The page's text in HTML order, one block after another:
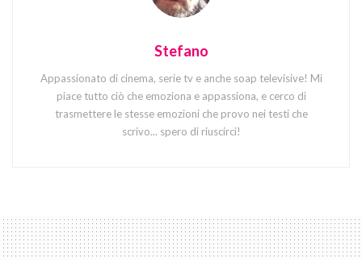
Stefano
Appassionato di cinema, serie tv e anche soap televisive! Mi
piace tutto ciò che emoziona e appassiona, e cerco di
trasmettere le stesse emozioni che provo nei testi che
scrivo... spero di riuscirci!